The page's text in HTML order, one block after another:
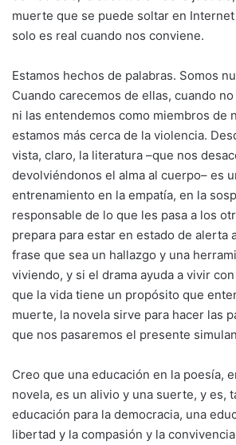
muerte que se puede soltar en
solo es real cuando nos conviene.
Estamos hechos de palabras. Somos
Cuando carecemos de ellas, cuando
ni las entendemos como miembros de
estamos más cerca de la violencia.
vista, claro, la literatura –que nos
devolviéndonos el alma al cuerpo– es
entrenamiento en la empatía, en la
responsable de lo que les pasa a los
prepara para estar en estado de alerta
frase que sea un hallazgo y una
viviendo, y si el drama ayuda a vivir
que la vida tiene un propósito que
muerte, la novela sirve para hacer las
que nos pasaremos el presente
Creo que una educación en la poesía,
novela, es un alivio y una suerte, y es,
educación para la democracia, una
libertad y la compasión y la